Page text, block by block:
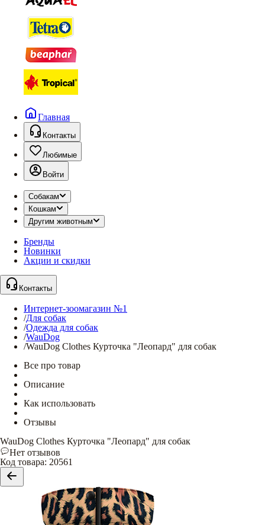
Главная
Контакты
Любимые
Войти
Собакам
Кошкам
Другим животным
Бренды
Новинки
Акции и скидки
Контакты
Интернет-зоомагазин №1
/Для собак
/Одежда для собак
/WauDog
/WauDog Clothes Курточка "Леопард" для собак
Все про товар
Описание
Как использовать
Отзывы
WauDog Clothes Курточка "Леопард" для собак
Нет отзывов
Код товара: 20561